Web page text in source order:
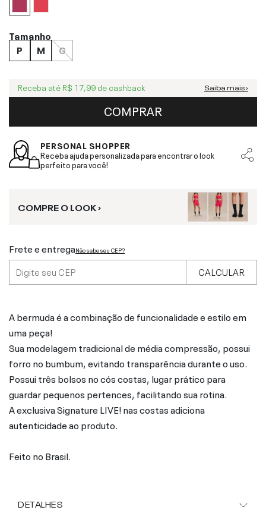
Tamanho
P
M G
Receba até R$ 17,99 de cashback Saiba mais ›
COMPRAR
PERSONAL SHOPPER
Receba ajuda personalizada para encontrar o look
perfeito para você!
COMPRE O LOOK ›
Frete e entregaNão sabe seu CEP?
CALCULAR
A bermuda é a combinação de funcionalidade e estilo em
uma peça!
Sua modelagem tradicional de média compressão, possui
forro no bumbum, evitando transparência durante o uso.
Possui três bolsos no cós costas, lugar prático para
guardar pequenos pertences, facilitando sua rotina.
A exclusiva Signature LIVE! nas costas adiciona
autenticidade ao produto.
Feito no Brasil.
DETALHES